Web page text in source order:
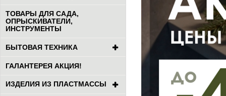
ТОВАРЫ ДЛЯ САДА,
ОПРЫСКИВАТЕЛИ,
ИНСТРУМЕНТЫ
БЫТОВАЯ ТЕХНИКА
ГАЛАНТЕРЕЯ АКЦИЯ!
ИЗДЕЛИЯ ИЗ ПЛАСТМАССЫ